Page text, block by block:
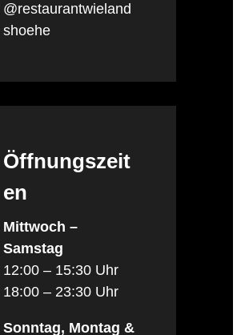
@restaurantwieland
shoehe
Öffnungszeit
en
Mittwoch –
Samstag
12:00 – 15:30 Uhr
18:00 – 23:30 Uhr
Sonntag, Montag &